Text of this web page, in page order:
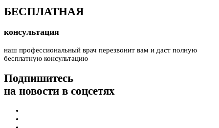
БЕСПЛАТНАЯ
консультация
наш профессиональный врач перезвонит вам и даст полную
бесплатную консультацию
Подпишитесь
на новости в соцсетях